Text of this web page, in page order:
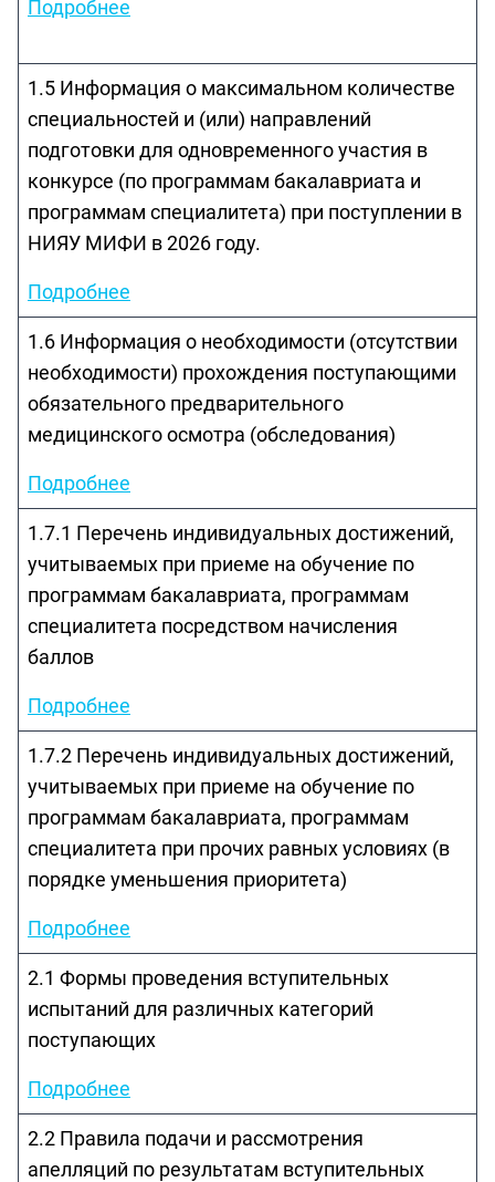
Подробнее
1.5 Информация о максимальном количестве
специальностей и (или) направлений
подготовки для одновременного участия в
конкурсе (по программам бакалавриата и
программам специалитета) при поступлении в
НИЯУ МИФИ в 2026 году.
Подробнее
1.6 Информация о необходимости (отсутствии
необходимости) прохождения поступающими
обязательного предварительного
медицинского осмотра (обследования)
Подробнее
1.7.1 Перечень индивидуальных достижений,
учитываемых при приеме на обучение по
программам бакалавриата, программам
специалитета посредством начисления
баллов
Подробнее
1.7.2 Перечень индивидуальных достижений,
учитываемых при приеме на обучение по
программам бакалавриата, программам
специалитета при прочих равных условиях (в
порядке уменьшения приоритета)
Подробнее
2.1 Формы проведения вступительных
испытаний для различных категорий
поступающих
Подробнее
2.2 Правила подачи и рассмотрения
апелляций по результатам вступительных